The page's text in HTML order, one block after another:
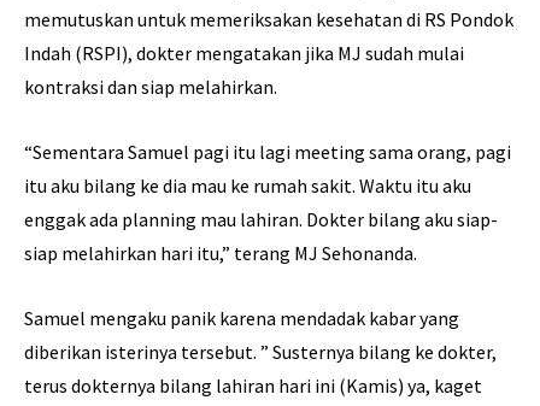
memutuskan untuk memeriksakan kesehatan di RS Pondok
Indah (RSPI), dokter mengatakan jika MJ sudah mulai
kontraksi dan siap melahirkan.
“Sementara Samuel pagi itu lagi meeting sama orang, pagi
itu aku bilang ke dia mau ke rumah sakit. Waktu itu aku
enggak ada planning mau lahiran. Dokter bilang aku siap-
siap melahirkan hari itu,” terang MJ Sehonanda.
Samuel mengaku panik karena mendadak kabar yang
diberikan isterinya tersebut. ” Susternya bilang ke dokter,
terus dokternya bilang lahiran hari ini (Kamis) ya, kaget